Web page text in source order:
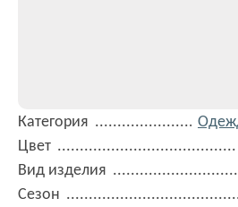
Категория
Цвет
Вид изделия
Сезон